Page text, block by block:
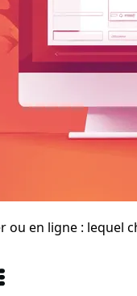
ou en ligne : lequel